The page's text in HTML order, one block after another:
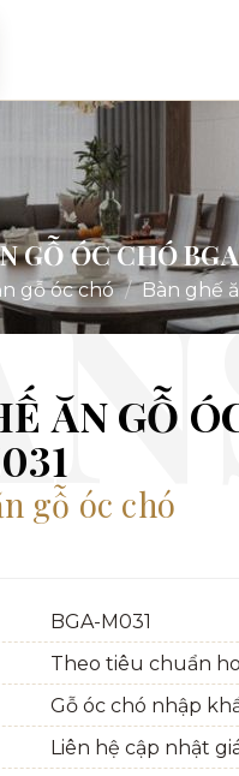
GỖ ÓC CHÓ
gỗ óc chó Bàn ghế
ĂN GỖ
gỗ óc chó
BGA-M031
Theo tiêu chuẩn
Gỗ óc chó nhập
Liên hệ cập nhật